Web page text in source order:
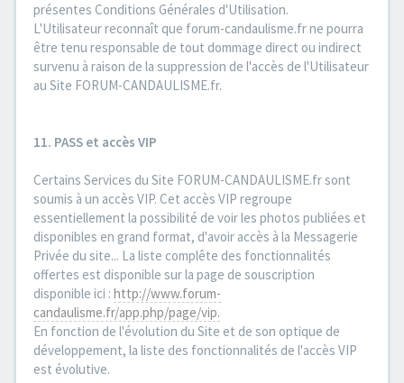
présentes Conditions Générales d'Utilisation.
L'Utilisateur reconnaît que forum-candaulisme.fr ne pourra
être tenu responsable de tout dommage direct ou indirect
survenu à raison de la suppression de l'accès de l'Utilisateur
au Site FORUM-CANDAULISME.fr.
11. PASS et accès VIP
Certains Services du Site FORUM-CANDAULISME.fr sont
soumis à un accès VIP. Cet accès VIP regroupe
essentiellement la possibilité de voir les photos publiées et
disponibles en grand format, d'avoir accès à la Messagerie
Privée du site... La liste complête des fonctionnalités
offertes est disponible sur la page de souscription
disponible ici : http://www.forum-
candaulisme.fr/app.php/page/vip.
En fonction de l'évolution du Site et de son optique de
développement, la liste des fonctionnalités de l'accès VIP
est évolutive.